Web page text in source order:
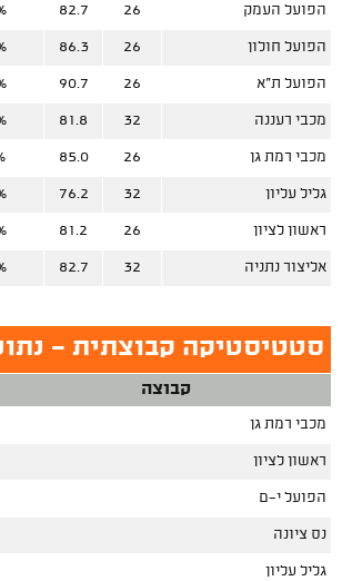
הפועל העמק 26
82.7
הפועל חולון 26
86.3
הפועל ת"א 26
90.7
מכבי רעננה 32
81.8
מכבי רמת גן 26
85.0
גליל עליון 32
76.2
ראשון לציון 26
81.2
אליצור נתניה 32
82.7
סטטיסטיקה קבוצתית -
קבוצה
מכבי רמת גן
ראשון לציון
הפועל י-ם
נס ציונה
גליל עליון